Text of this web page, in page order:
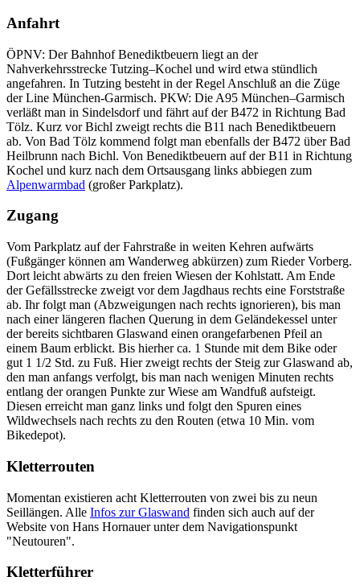
Anfahrt
ÖPNV: Der Bahnhof Benediktbeuern liegt an der
Nahverkehrsstrecke Tutzing–Kochel und wird etwa stündlich
angefahren. In Tutzing besteht in der Regel Anschluß an die Züge
der Line München-Garmisch. PKW: Die A95 München–Garmisch
verläßt man in Sindelsdorf und fährt auf der B472 in Richtung Bad
Tölz. Kurz vor Bichl zweigt rechts die B11 nach Benediktbeuern
ab. Von Bad Tölz kommend folgt man ebenfalls der B472 über Bad
Heilbrunn nach Bichl. Von Benediktbeuern auf der B11 in Richtung
Kochel und kurz nach dem Ortsausgang links abbiegen zum
Alpenwarmbad (großer Parkplatz).
Zugang
Vom Parkplatz auf der Fahrstraße in weiten Kehren aufwärts
(Fußgänger können am Wanderweg abkürzen) zum Rieder Vorberg.
Dort leicht abwärts zu den freien Wiesen der Kohlstatt. Am Ende
der Gefällsstrecke zweigt vor dem Jagdhaus rechts eine Forststraße
ab. Ihr folgt man (Abzweigungen nach rechts ignorieren), bis man
nach einer längeren flachen Querung in dem Geländekessel unter
der bereits sichtbaren Glaswand einen orangefarbenen Pfeil an
einem Baum erblickt. Bis hierher ca. 1 Stunde mit dem Bike oder
gut 1 1/2 Std. zu Fuß. Hier zweigt rechts der Steig zur Glaswand ab,
den man anfangs verfolgt, bis man nach wenigen Minuten rechts
entlang der orangen Punkte zur Wiese am Wandfuß aufsteigt.
Diesen erreicht man ganz links und folgt den Spuren eines
Wildwechsels nach rechts zu den Routen (etwa 10 Min. vom
Bikedepot).
Kletterrouten
Momentan existieren acht Kletterrouten von zwei bis zu neun
Seillängen. Alle Infos zur Glaswand finden sich auch auf der
Website von Hans Hornauer unter dem Navigationspunkt
"Neutouren".
Kletterführer